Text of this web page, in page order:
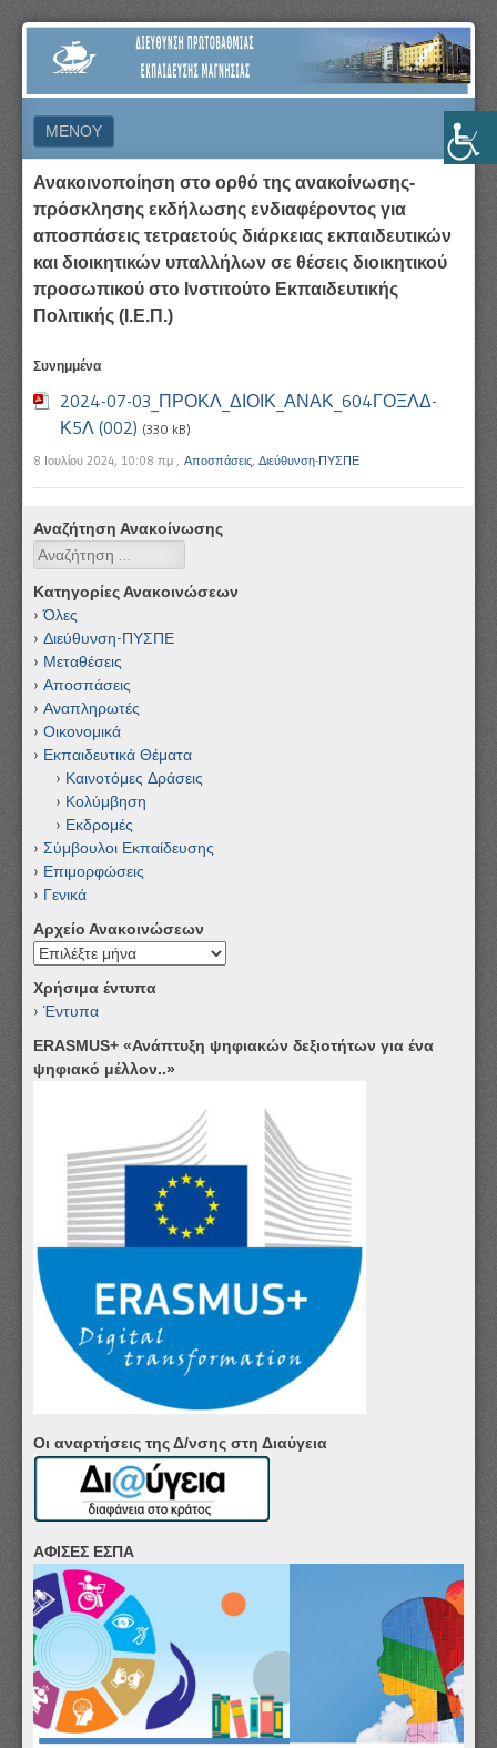
ΔΙΕΎΘΥΝΣΗ
ΠΡΩΤΟΒΆΘΜΙΑΣ
ΕΚΠΑΊΔΕΥΣΗΣ
ΜΑΓΝΗΣΊΑΣ
ΜΕΝΟΎ
ΜΕΤΆΒΑΣΗ ΣΕ ΠΕΡΙΕΧΌΜΕΝΟ
Ανακοινοποίηση στο ορθό της ανακοίνωσης-
πρόσκλησης εκδήλωσης ενδιαφέροντος για
αποσπάσεις τετραετούς διάρκειας εκπαιδευτικών
και διοικητικών υπαλλήλων σε θέσεις διοικητικού
προσωπικού στο Ινστιτούτο Εκπαιδευτικής
Πολιτικής (Ι.Ε.Π.)
Συνημμένα
2024-07-03_ΠΡΟΚΛ_ΔΙΟΙΚ_ΑΝΑΚ_604ΓΟΞΛΔ-
Κ5Λ (002) (330 kB)
8 Ιουλίου 2024, 10:08 πμ , Αποσπάσεις, Διεύθυνση-ΠΥΣΠΕ
Αναζήτηση Ανακοίνωσης
Αναζήτηση
Κατηγορίες Ανακοινώσεων
Όλες
Διεύθυνση-ΠΥΣΠΕ
Μεταθέσεις
Αποσπάσεις
Αναπληρωτές
Οικονομικά
Εκπαιδευτικά Θέματα
Καινοτόμες Δράσεις
Κολύμβηση
Εκδρομές
Σύμβουλοι Εκπαίδευσης
Επιμορφώσεις
Γενικά
Αρχείο Ανακοινώσεων
Αρχείο
Χρήσιμα έντυπα
Έντυπα
ERASMUS+ «Ανάπτυξη ψηφιακών δεξιοτήτων για ένα
ψηφιακό μέλλον..»
Οι αναρτήσεις της Δ/νσης στη Διαύγεια
ΑΦΙΣΕΣ ΕΣΠΑ